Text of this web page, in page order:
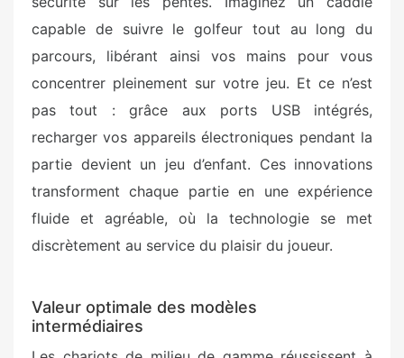
capable de suivre le golfeur tout au long du
parcours, libérant ainsi vos mains pour vous
concentrer pleinement sur votre jeu. Et ce n’est
pas tout : grâce aux ports USB intégrés,
recharger vos appareils électroniques pendant la
partie devient un jeu d’enfant. Ces innovations
transforment chaque partie en une expérience
fluide et agréable, où la technologie se met
discrètement au service du plaisir du joueur.
Valeur optimale des modèles
intermédiaires